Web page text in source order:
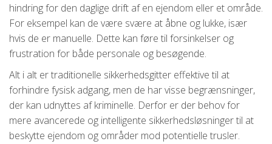
hindring for den daglige drift af en ejendom eller et område.
For eksempel kan de være svære at åbne og lukke, især
hvis de er manuelle. Dette kan føre til forsinkelser og
frustration for både personale og besøgende.
Alt i alt er traditionelle sikkerhedsgitter effektive til at
forhindre fysisk adgang, men de har visse begrænsninger,
der kan udnyttes af kriminelle. Derfor er der behov for
mere avancerede og intelligente sikkerhedsløsninger til at
beskytte ejendom og områder mod potentielle trusler.